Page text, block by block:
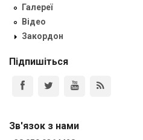
Галереї
Відео
Закордон
Підпишіться
Зв'язок з нами